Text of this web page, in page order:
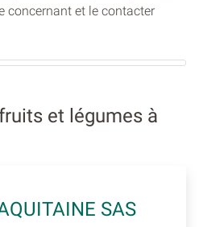
concernant et le contacter
et légumes à
SAS